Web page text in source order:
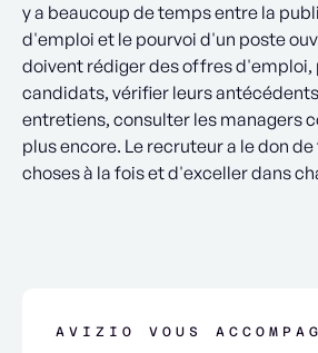
y a beaucoup de temps entre la
d'emploi et le pourvoi d'un poste
doivent rédiger des offres d'emploi,
candidats, vérifier leurs
entretiens, consulter les managers
plus encore. Le recruteur a le don
choses à la fois et d'exceller dans
AVIZIO VOUS